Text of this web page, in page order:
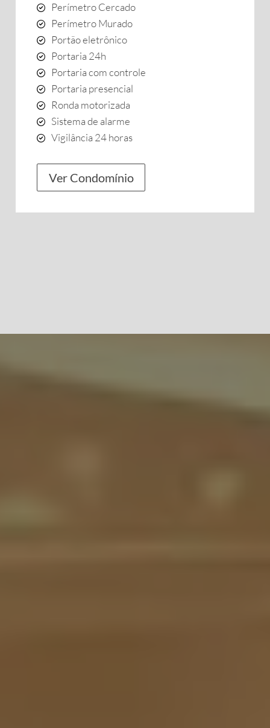
Perímetro Cercado
Perímetro Murado
Portão eletrônico
Portaria 24h
Portaria com controle
Portaria presencial
Ronda motorizada
Sistema de alarme
Vigilância 24 horas
Ver Condomínio